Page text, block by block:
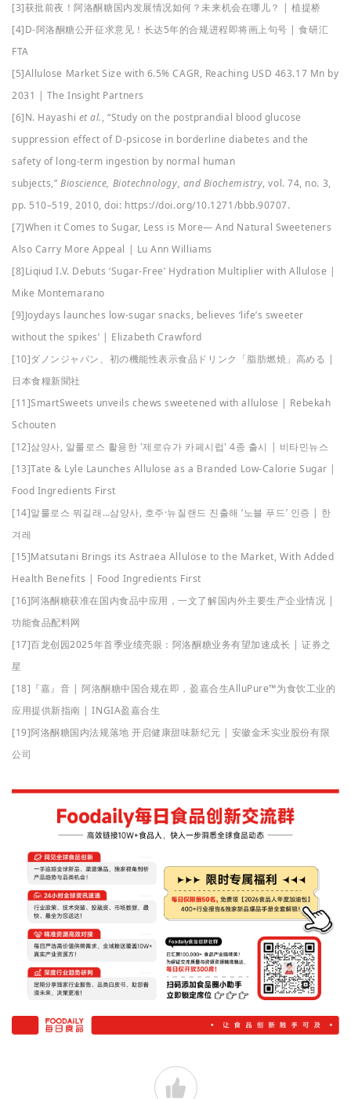
[3]获批前夜！阿洛酮糖国内发展情况如何？未来机会在哪儿？ | 植提桥
[4]D-阿洛酮糖公开征求意见！长达5年的合规进程即将画上句号 | 食研汇
FTA
[5]Allulose Market Size with 6.5% CAGR, Reaching USD 463.17 Mn by
2031 | The Insight Partners
[6]N. Hayashi et al., “Study on the postprandial blood glucose
suppression effect of D-psicose in borderline diabetes and the
safety of long-term ingestion by normal human
subjects,” Bioscience, Biotechnology, and Biochemistry, vol. 74, no. 3,
pp. 510–519, 2010, doi: https://doi.org/10.1271/bbb.90707.
[7]When it Comes to Sugar, Less is More— And Natural Sweeteners
Also Carry More Appeal | Lu Ann Williams
[8]Liqiud I.V. Debuts ‘Sugar-Free’ Hydration Multiplier with Allulose |
Mike Montemarano
[9]Joydays launches low-sugar snacks, believes ‘life’s sweeter
without the spikes’ | Elizabeth Crawford
[10]ダノンジャパン、初の機能性表示食品ドリンク「脂肪燃焼」高める |
日本食糧新聞社
[11]SmartSweets unveils chews sweetened with allulose | Rebekah
Schouten
[12]삼양사, 알룰로스 활용한 '제로슈가 카페시럽' 4종 출시 | 비타민뉴스
[13]Tate & Lyle Launches Allulose as a Branded Low-Calorie Sugar |
Food Ingredients First
[14]알룰로스 뭐길래…삼양사, 호주·뉴질랜드 진출해 ‘노블 푸드’ 인증 | 한
겨레
[15]Matsutani Brings its Astraea Allulose to the Market, With Added
Health Benefits | Food Ingredients First
[16]阿洛酮糖获准在国内食品中应用，一文了解国内外主要生产企业情况 |
功能食品配料网
[17]百龙创园2025年首季业绩亮眼：阿洛酮糖业务有望加速成长 | 证券之
星
[18]『嘉』音 | 阿洛酮糖中国合规在即，盈嘉合生AlluPure™为食饮工业的
应用提供新指南 | INGIA盈嘉合生
[19]阿洛酮糖国内法规落地 开启健康甜味新纪元 | 安徽金禾实业股份有限
公司